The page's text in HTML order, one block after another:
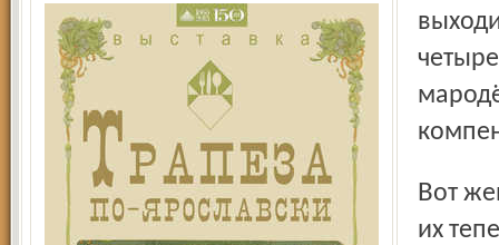
Вот женщина рыдает над своими любимыми козами: куда
их